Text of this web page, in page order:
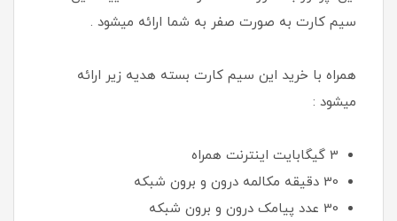
سیم کارت به صورت صفر به شما ارائه میشود .
همراه با خرید این سیم کارت بسته هدیه زیر ارائه
میشود :
3 گیگابایت اینترنت همراه
30 دقیقه مکالمه درون و برون شبکه
30 عدد پیامک درون و برون شبکه